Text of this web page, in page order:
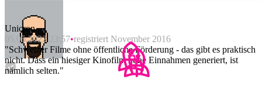
Unicron
05.05.2022 23:57 registriert November 2016
"Schweizer Filme ohne öffentliche Förderung - das gibt es praktisch
nicht. Dass ein hiesiger Kinofilm hohe Einnahmen generiert, ist
nämlich selten."